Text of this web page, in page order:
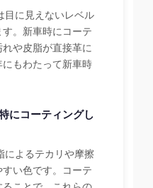
目に見えないレベル
。新車時にコーテ
や皮脂が直接革に
もわたって新車時
にコーティングし
によるテカリや摩擦
い色です。コーテ